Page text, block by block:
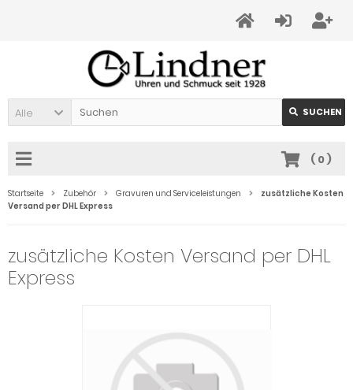
Alle SUCHEN
( 0)
Startseite Zubehör Gravuren und Serviceleistungen
zusätzliche Kosten
Versand per DHL Express
zusätzliche Kosten Versand per DHL
Express